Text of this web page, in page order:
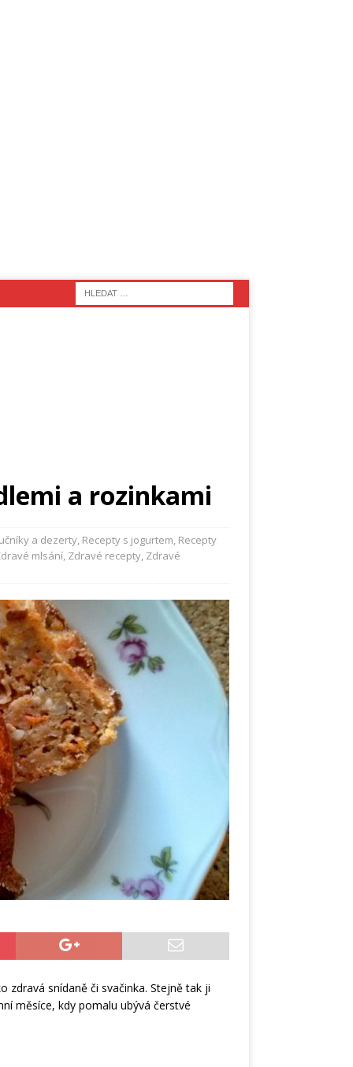
a rozinkami
a dezerty, Recepty s jogurtem, Recepty
mlsání, Zdravé recepty, Zdravé
zdravá snídaně či svačinka. Stejně tak ji
měsíce, kdy pomalu ubývá čerstvé